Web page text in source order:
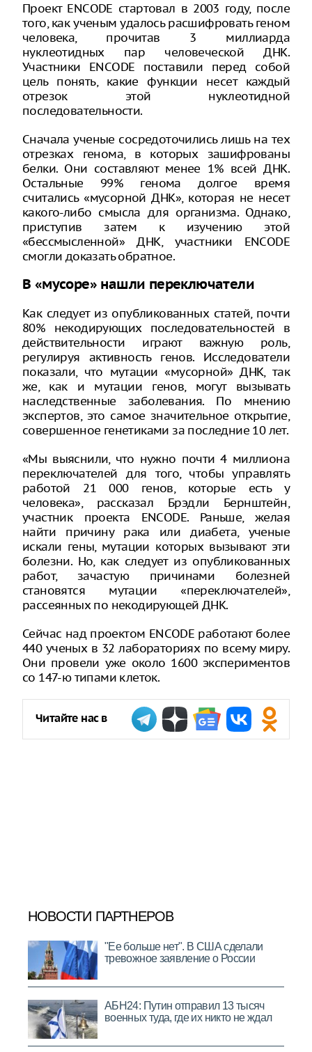
Проект ENCODE стартовал в 2003 году, после
того, как ученым удалось расшифровать геном
человека, прочитав 3 миллиарда
нуклеотидных пар человеческой ДНК.
Участники ENCODE поставили перед собой
цель понять, какие функции несет каждый
отрезок этой нуклеотидной
последовательности.
Сначала ученые сосредоточились лишь на тех
отрезках генома, в которых зашифрованы
белки. Они составляют менее 1% всей ДНК.
Остальные 99% генома долгое время
считались «мусорной ДНК», которая не несет
какого-либо смысла для организма. Однако,
приступив затем к изучению этой
«бессмысленной» ДНК, участники ENCODE
смогли доказать обратное.
В «мусоре» нашли переключатели
Как следует из опубликованных статей, почти
80% некодирующих последовательностей в
действительности играют важную роль,
регулируя активность генов. Исследователи
показали, что мутации «мусорной» ДНК, так
же, как и мутации генов, могут вызывать
наследственные заболевания. По мнению
экспертов, это самое значительное открытие,
совершенное генетиками за последние 10 лет.
«Мы выяснили, что нужно почти 4 миллиона
переключателей для того, чтобы управлять
работой 21 000 генов, которые есть у
человека», рассказал Брэдли Бернштейн,
участник проекта ENCODE. Раньше, желая
найти причину рака или диабета, ученые
искали гены, мутации которых вызывают эти
болезни. Но, как следует из опубликованных
работ, зачастую причинами болезней
становятся мутации «переключателей»,
рассеянных по некодирующей ДНК.
Сейчас над проектом ENCODE работают более
440 ученых в 32 лабораториях по всему миру.
Они провели уже около 1600 экспериментов
со 147-ю типами клеток.
Читайте нас в